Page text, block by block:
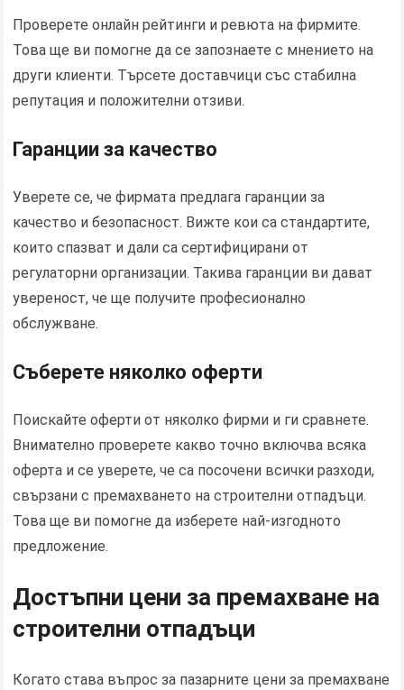
Проверете онлайн рейтинги и ревюта на фирмите.
Това ще ви помогне да се запознаете с мнението на
други клиенти. Търсете доставчици със стабилна
репутация и положителни отзиви.
Гаранции за качество
Уверете се, че фирмата предлага гаранции за
качество и безопасност. Вижте кои са стандартите,
които спазват и дали са сертифицирани от
регулаторни организации. Такива гаранции ви дават
увереност, че ще получите професионално
обслужване.
Съберете няколко оферти
Поискайте оферти от няколко фирми и ги сравнете.
Внимателно проверете какво точно включва всяка
оферта и се уверете, че са посочени всички разходи,
свързани с премахването на строителни отпадъци.
Това ще ви помогне да изберете най-изгодното
предложение.
Достъпни цени за премахване на
строителни отпадъци
Когато става въпрос за пазарните цени за премахване